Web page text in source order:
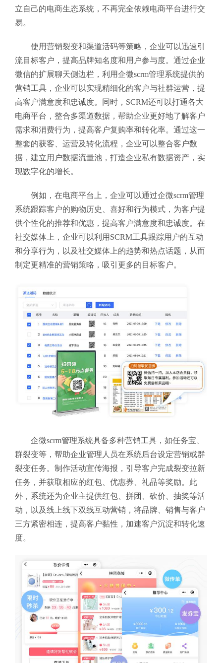
立自己的电商生态系统，不再完全依赖电商平台进行交
易。
使用营销裂变和渠道活码等策略，企业可以迅速引
流目标客户，提高品牌知名度和用户参与度。通过企业
微信的扩展聊天侧边栏，利用企微scrm管理系统提供的
营销工具，企业可以实现精细化的客户与社群运营，提
高客户满意度和忠诚度。同时，SCRM还可以打通各大
电商平台，整合多渠道数据，帮助企业更好地了解客户
需求和消费行为，提高客户复购率和转化率。通过这一
整套的获客、运营及转化流程，企业可以整合客户数
据，建立用户数据流量池，打造企业私有数据资产，实
现数字化的增长。
例如，在电商平台上，企业可以通过企微scrm管理
系统跟踪客户的购物历史、喜好和行为模式，为客户提
供个性化的推荐和优惠，提高客户满意度和忠诚度。在
社交媒体上，企业可以利用SCRM工具跟踪用户的互动
和分享行为，以及社交媒体上的趋势和热点话题，从而
制定更精准的营销策略，吸引更多的目标客户。
企微scrm管理系统具备多种营销工具，如任务宝、
群裂变等，帮助企业管理人员在系统后台设定营销或群
裂变任务。制作活动宣传海报，引导客户完成裂变拉新
任务，并获取相应的红包、优惠券、礼品等奖励。此
外，系统还为企业主提供红包、拼团、砍价、抽奖等活
动，以及线上线下双线互动营销，将品牌、销售与客户
三方紧密相连，提高客户黏性，加速客户沉淀和转化速
度。